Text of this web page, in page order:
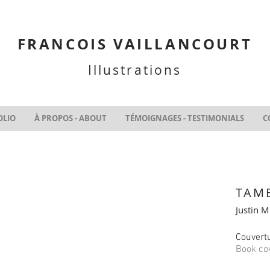
FRANCOIS VAILLANCOURT
Illustrations
À PROPOS - ABOUT TÉMOIGNAGES - TESTIMONIALS
Justin
Book